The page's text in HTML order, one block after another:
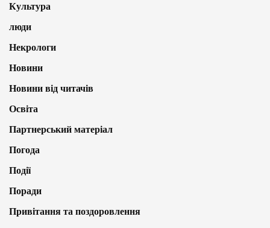
Культура
люди
Некрологи
Новини
Новини від читачів
Освіта
Партнерський матеріал
Погода
Події
Поради
Привітання та поздоровлення